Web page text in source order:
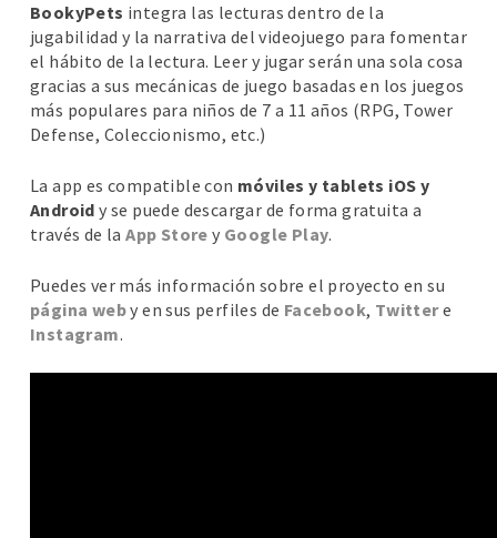
BookyPets integra las lecturas dentro de la
jugabilidad y la narrativa del videojuego para fomentar
el hábito de la lectura. Leer y jugar serán una sola cosa
gracias a sus mecánicas de juego basadas en los juegos
más populares para niños de 7 a 11 años (RPG, Tower
Defense, Coleccionismo, etc.)
La app es compatible con móviles y tablets iOS y
Android y se puede descargar de forma gratuita a
través de laApp Store y Google Play.
Puedes ver más información sobre el proyecto en su
página weby en sus perfiles de Facebook, Twittere
Instagram.